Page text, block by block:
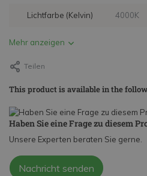
Lichtfarbe (Kelvin) 4000K
Mehr anzeigen
Teilen
This product is available in the
Haben Sie eine Frage zu diesem
Unsere Experten beraten Sie gerne.
Nachricht senden